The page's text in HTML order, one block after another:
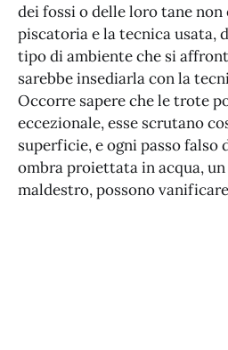
dei fossi o delle loro tane non
piscatoria e la tecnica usata,
tipo di ambiente che si
sarebbe insediarla con la
Occorre sapere che le trote
eccezionale, esse scrutano
superficie, e ogni passo falso
ombra proiettata in acqua,
maldestro, possono